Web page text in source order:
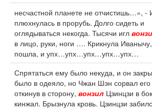
несчастной планете не отчистишь…», -
плюхнулась в прорубь. Долго сидеть и
оглядываться некогда. Тысячи игл
в лицо, руки, ноги …. Крикнула
пошла, и упх…упх…упх…упх…упх…
Спрятаться ему было некуда, и он
было в одеяло, но Чжан Шэн сорвал его
откинув в сторону, вонзил Цзинцзи в бок
кинжал. Брызнула кровь. Цзинцзи